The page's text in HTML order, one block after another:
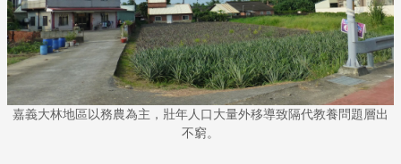
嘉義大林地區以務農為主，壯年人口大量外移導致隔代教養問題層出
不窮。